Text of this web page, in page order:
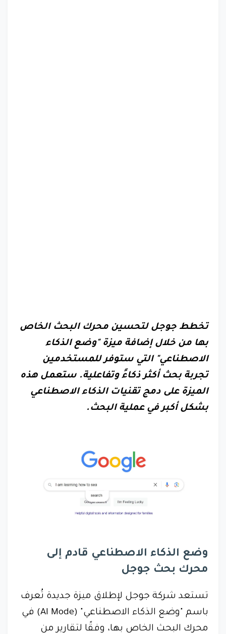
تخطط جوجل لتحسين محرك البحث الخاص
بها من خلال إضافة ميزة "وضع الذكاء
الاصطناعي" التي ستوفر للمستخدمين
تجربة بحث أكثر ذكاءً وتفاعلية. ستعمل هذه
الميزة على دمج تقنيات الذكاء الاصطناعي
بشكل أكبر في عملية البحث.
وضع الذكاء الاصطناعي قادم إلى
محرك بحث جوجل
تستعد شركة جوجل لإطلاق ميزة جديدة تُعرف
باسم "وضع الذكاء الاصطناعي" (AI Mode) في
محرك البحث الخاص بها، وفقًا لتقارير من